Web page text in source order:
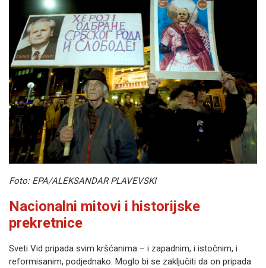
Foto: EPA/ALEKSANDAR PLAVEVSKI
Nacionalni mitovi i historijske
prekretnice
Sveti Vid pripada svim kršćanima – i zapadnim, i istočnim, i
reformisanim, podjednako. Moglo bi se zaključiti da on pripada